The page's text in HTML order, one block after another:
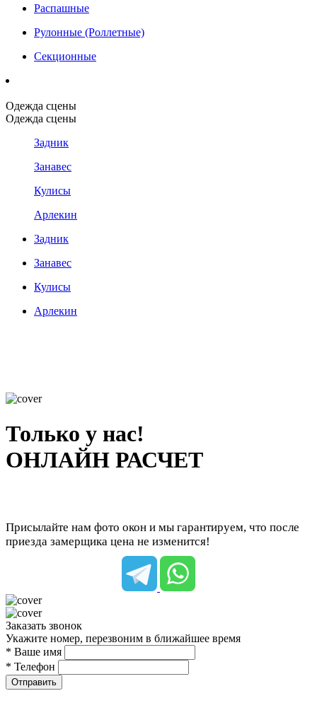
Распашные
Рулонные (Роллетные)
Секционные
Одежда сцены
Одежда сцены
Задник
Занавес
Кулисы
Арлекин
Задник
Занавес
Кулисы
Арлекин
Только у нас!
ОНЛАЙН РАСЧЕТ
Присылайте нам фото окон и мы гарантируем, что после
приезда замерщика цена не изменится!
Заказать звонок
Укажите номер, перезвоним в ближайшее время
* Ваше имя
* Телефон
Отправить